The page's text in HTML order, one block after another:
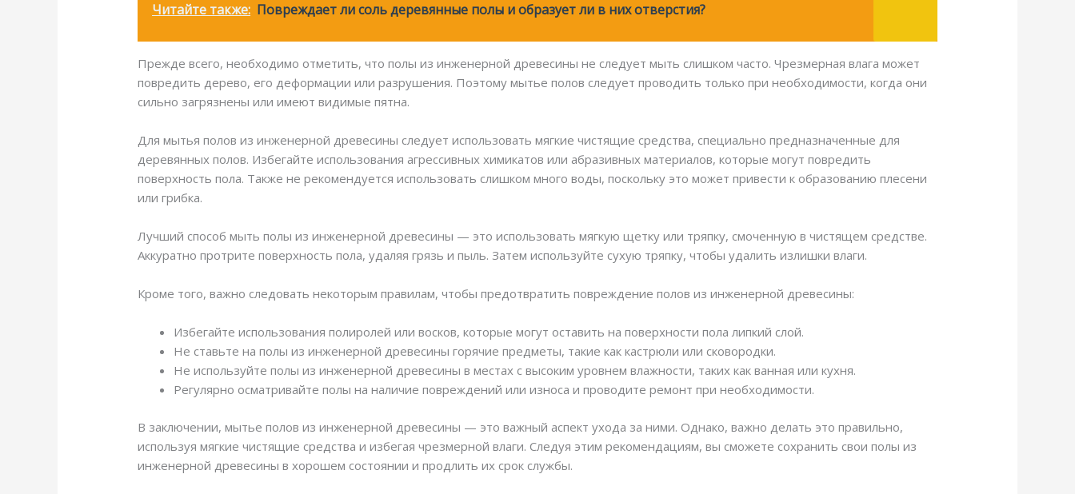
Читайте также: Повреждает ли соль деревянные полы и образует ли в них отверстия?
Прежде всего, необходимо отметить, что полы из инженерной древесины не следует мыть слишком часто. Чрезмерная влага может
повредить дерево, его деформации или разрушения. Поэтому мытье полов следует проводить только при необходимости, когда они
сильно загрязнены или имеют видимые пятна.
Для мытья полов из инженерной древесины следует использовать мягкие чистящие средства, специально предназначенные для
деревянных полов. Избегайте использования агрессивных химикатов или абразивных материалов, которые могут повредить
поверхность пола. Также не рекомендуется использовать слишком много воды, поскольку это может привести к образованию плесени
или грибка.
Лучший способ мыть полы из инженерной древесины — это использовать мягкую щетку или тряпку, смоченную в чистящем средстве.
Аккуратно протрите поверхность пола, удаляя грязь и пыль. Затем используйте сухую тряпку, чтобы удалить излишки влаги.
Кроме того, важно следовать некоторым правилам, чтобы предотвратить повреждение полов из инженерной древесины:
Избегайте использования полиролей или восков, которые могут оставить на поверхности пола липкий слой.
Не ставьте на полы из инженерной древесины горячие предметы, такие как кастрюли или сковородки.
Не используйте полы из инженерной древесины в местах с высоким уровнем влажности, таких как ванная или кухня.
Регулярно осматривайте полы на наличие повреждений или износа и проводите ремонт при необходимости.
В заключении, мытье полов из инженерной древесины — это важный аспект ухода за ними. Однако, важно делать это правильно,
используя мягкие чистящие средства и избегая чрезмерной влаги. Следуя этим рекомендациям, вы сможете сохранить свои полы из
инженерной древесины в хорошем состоянии и продлить их срок службы.